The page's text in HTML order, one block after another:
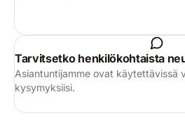
Tarvitsetko henkilökohtaista
Asiantuntijamme ovat käytettävissä
kysymyksiisi.
Kysy asiantuntijalta